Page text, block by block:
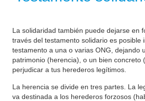
La solidaridad también puede dejarse en
través del testamento solidario es posible
testamento a una o varias ONG, dejando
patrimonio (herencia), o un bien concreto
perjudicar a tus herederos legítimos.
La herencia se divide en tres partes. La
va destinada a los herederos forzosos